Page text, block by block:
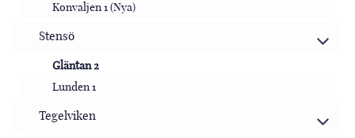
Konvaljen 1 (Nya)
Stensö
Gläntan 2
Lunden 1
Tegelviken